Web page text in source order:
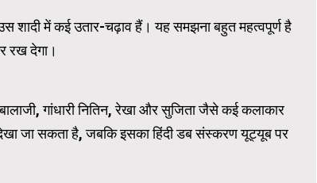
शादी में कई उतार-चढ़ाव हैं। यह समझना बहुत महत्वपूर्ण है
रख देगा।
गांधारी नितिन, रेखा और सुजिता जैसे कई कलाकार
जा सकता है, जबकि इसका हिंदी डब संस्करण यूट्यूब पर